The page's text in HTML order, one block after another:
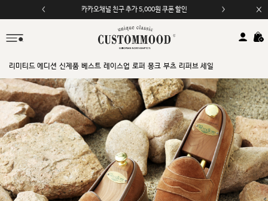
카카오채널 친구 추가 5,000원 쿠폰 할인
리미티드 에디션 신제품 베스트 레이스업 로퍼 몽크 부츠 리퍼브 세일